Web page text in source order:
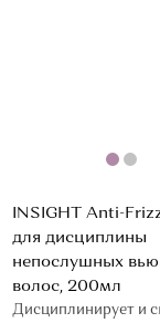
INSIGHT Anti-
для дисциплины
непослушных
волос, 200мл
Дисциплинирует и